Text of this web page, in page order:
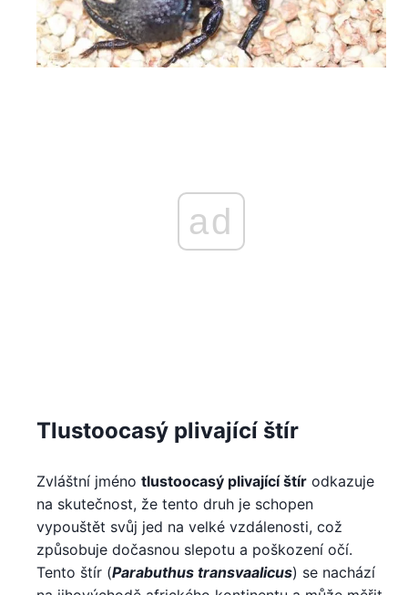
ad
Tlustoocasý plivající štír
Zvláštní jméno tlustoocasý plivající štír odkazuje
na skutečnost, že tento druh je schopen
vypouštět svůj jed na velké vzdálenosti, což
způsobuje dočasnou slepotu a poškození očí.
Tento štír (Parabuthus transvaalicus) se nachází